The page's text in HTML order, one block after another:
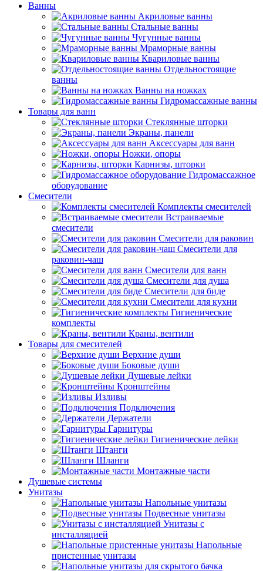
Ванны
Акриловые ванны
Стальные ванны
Чугунные ванны
Мраморные ванны
Квариловые ванны
Отдельностоящие
ванны
Ванны на ножках
Гидромассажные ванны
Товары для ванн
Стеклянные шторки
Экраны, панели
Аксессуары для ванн
Ножки, опоры
Карнизы, шторки
Гидромассажное
оборудование
Смесители
Комплекты смесителей
Встраиваемые
смесители
Смесители для раковин
Смесители для
раковин-чаш
Смесители для ванн
Смесители для душа
Смесители для биде
Смесители для кухни
Гигиенические
комплекты
Краны, вентили
Товары для смесителей
Верхние души
Боковые души
Душевые лейки
Кронштейны
Изливы
Подключения
Держатели
Гарнитуры
Гигиенические лейки
Штанги
Шланги
Монтажные части
Душевые системы
Унитазы
Напольные унитазы
Подвесные унитазы
Унитазы с
инсталляцией
Напольные
пристенные унитазы